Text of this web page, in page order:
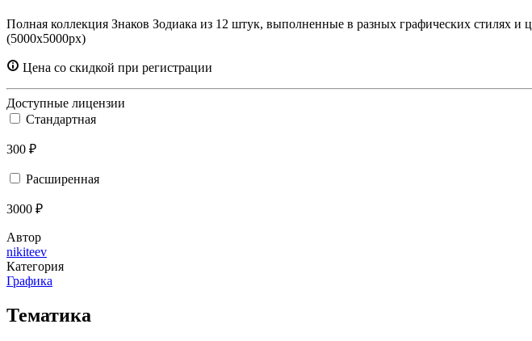
Полная коллекция Знаков Зодиака из 12 штук, выполненные в разных графических стилях
(5000x5000px)
Цена со скидкой при регистрации
Доступные лицензии
Стандартная
300 ₽
Расширенная
3000 ₽
Автор
nikiteev
Категория
Графика
Тематика